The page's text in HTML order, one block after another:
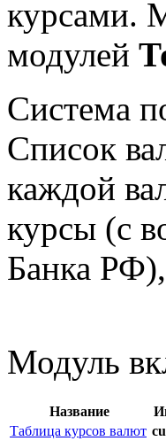
курсами.
модулей
Система
Список
каждой
курсы (с
Банка
Модуль
Название
Таблица курсов валют